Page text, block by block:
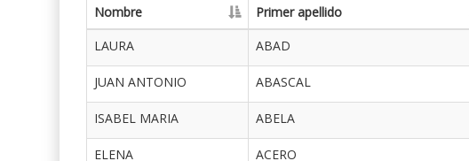
Nombre Primer apellido
LAURA
ABAD
JUAN ANTONIO ABASCAL
ISABEL MARIA ABELA
ELENA ACERO